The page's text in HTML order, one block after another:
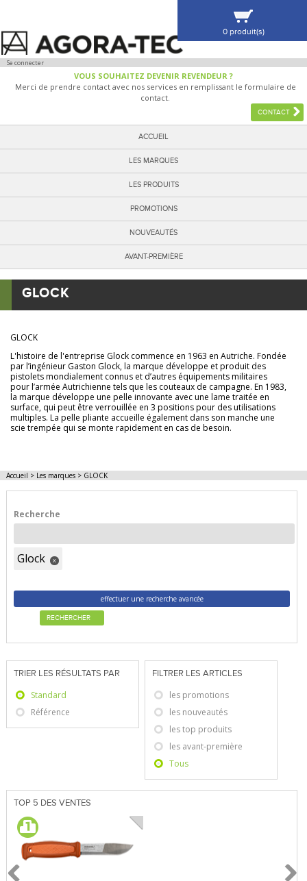
Se connecter
VOUS SOUHAITEZ DEVENIR REVENDEUR ?
Merci de prendre contact avec nos services en remplissant le formulaire de
contact.
CONTACT
ACCUEIL
LES MARQUES
LES PRODUITS
PROMOTIONS
NOUVEAUTÉS
AVANT-PREMIÈRE
0 produit(s)
VOIR MA SÉLECTION
GLOCK
GLOCK
L'histoire de l'entreprise Glock commence en 1963 en Autriche. Fondée
par l’ingénieur Gaston Glock, la marque développe et produit des
pistolets mondialement connus et d’autres équipements militaires
pour l’armée Autrichienne tels que les couteaux de campagne. En 1983,
la marque développe une pelle innovante avec une lame traitée en
surface, qui peut être verrouillée en 3 positions pour des utilisations
multiples. La pelle pliante accueille également dans son manche une
scie trempée qui se monte rapidement en cas de besoin.
Accueil > Les marques> GLOCK
Recherche
Glock x
effectuer une recherche avancée
RECHERCHER
TRIER LES RÉSULTATS PAR
Standard
Référence
FILTRER LES ARTICLES
les promotions
les nouveautés
les top produits
les avant-première
Tous
TOP 5 DES VENTES